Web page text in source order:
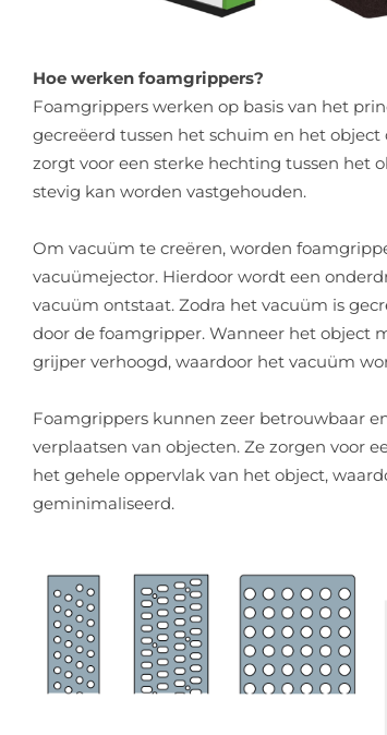
Hoe werken foamgrippers?
Foamgrippers werken op basis van het
gecreëerd tussen het schuim en het
zorgt voor een sterke hechting tussen het
stevig kan worden vastgehouden.
Om vacuüm te creëren, worden
vacuümejector. Hierdoor wordt een
vacuüm ontstaat. Zodra het vacuüm is
door de foamgripper. Wanneer het object
grijper verhoogd, waardoor het vacuüm
Foamgrippers kunnen zeer betrouwbaar
verplaatsen van objecten. Ze zorgen voor
het gehele oppervlak van het object,
geminimaliseerd.